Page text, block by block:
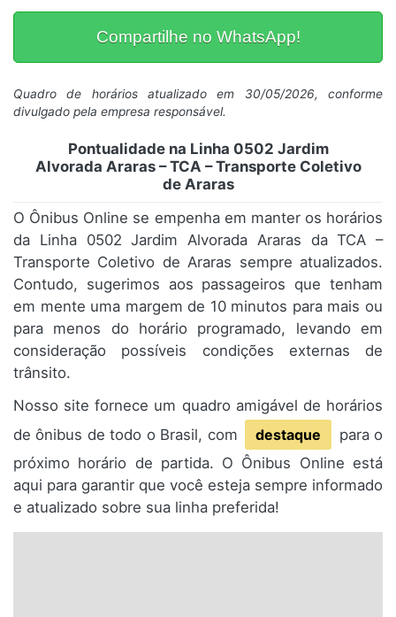
Compartilhe no WhatsApp!
Quadro de horários atualizado em 30/05/2026, conforme
divulgado pela empresa responsável.
Pontualidade na Linha 0502 Jardim
Alvorada Araras – TCA – Transporte Coletivo
de Araras
O Ônibus Online se empenha em manter os horários
da Linha 0502 Jardim Alvorada Araras da TCA –
Transporte Coletivo de Araras sempre atualizados.
Contudo, sugerimos aos passageiros que tenham
em mente uma margem de 10 minutos para mais ou
para menos do horário programado, levando em
consideração possíveis condições externas de
trânsito.
Nosso site fornece um quadro amigável de horários
de ônibus de todo o Brasil, com
destaque
para o
próximo horário de partida. O Ônibus Online está
aqui para garantir que você esteja sempre informado
e atualizado sobre sua linha preferida!